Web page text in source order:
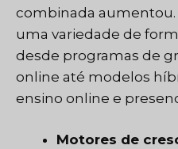
combinada
uma variedade de
desde programas de
online até modelos
ensino online e
Motores de